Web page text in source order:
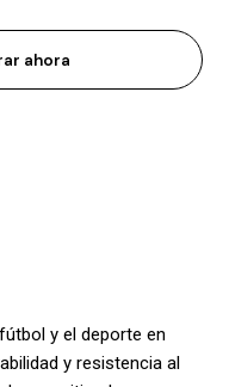
ahora
y el deporte en
y resistencia al